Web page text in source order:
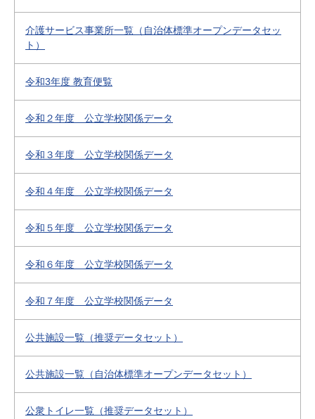
介護サービス事業所一覧（自治体標準オープンデータセッ
ト）
令和3年度 教育便覧
令和２年度 公立学校関係データ
令和３年度 公立学校関係データ
令和４年度 公立学校関係データ
令和５年度 公立学校関係データ
令和６年度 公立学校関係データ
令和７年度 公立学校関係データ
公共施設一覧（推奨データセット）
公共施設一覧（自治体標準オープンデータセット）
公衆トイレ一覧（推奨データセット）